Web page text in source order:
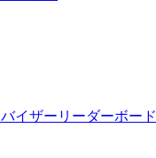
イザーリーダーボード